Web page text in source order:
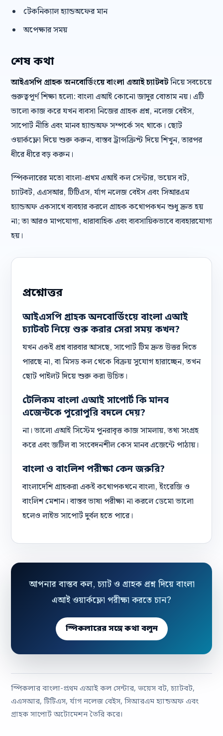
টেকনিক্যাল হ্যান্ডঅফের মান
অপেক্ষার সময়
শেষ কথা
আইএসপি গ্রাহক অনবোর্ডিংয়ে বাংলা এআই চ্যাটবটনিয়ে সবচেয়ে
গুরুত্বপূর্ণ শিক্ষা হলো: বাংলা এআই কোনো জাদুর বোতাম নয়। এটি
ভালো কাজ করে যখন ব্যবসা নিজের গ্রাহক প্রশ্ন, নলেজ বেইস,
সাপোর্ট নীতি এবং মানব হ্যান্ডঅফ সম্পর্কে সৎ থাকে। ছোট
ওয়ার্কফ্লো দিয়ে শুরু করুন, বাস্তব ট্রান্সক্রিপ্ট দিয়ে শিখুন, তারপর
ধীরে ধীরে বড় করুন।
স্পিকলারের মতো বাংলা-প্রথম এআই কল সেন্টার, ভয়েস বট,
চ্যাটবট, এএসআর, টিটিএস, র্যাগ নলেজ বেইস এবং সিআরএম
হ্যান্ডঅফ একসাথে ব্যবহার করলে গ্রাহক কথোপকথন শুধু দ্রুত হয়
না; তা আরও মাপযোগ্য, ধারাবাহিক এবং ব্যবসায়িকভাবে ব্যবহারযোগ্য
হয়।
প্রশ্নোত্তর
আইএসপি গ্রাহক অনবোর্ডিংয়ে বাংলা এআই
চ্যাটবট নিয়ে শুরু করার সেরা সময় কখন?
যখন একই প্রশ্ন বারবার আসছে, সাপোর্ট টিম দ্রুত উত্তর দিতে
পারছে না, বা মিসড কল থেকে বিক্রয় সুযোগ হারাচ্ছেন, তখন
ছোট পাইলট দিয়ে শুরু করা উচিত।
টেলিকম বাংলা এআই সাপোর্ট কি মানব
এজেন্টকে পুরোপুরি বদলে দেয়?
না। ভালো এআই সিস্টেম পুনরাবৃত্ত কাজ সামলায়, তথ্য সংগ্রহ
করে এবং জটিল বা সংবেদনশীল কেস মানব এজেন্টে পাঠায়।
বাংলা ও বাংলিশ পরীক্ষা কেন জরুরি?
বাংলাদেশি গ্রাহকরা একই কথোপকথনে বাংলা, ইংরেজি ও
বাংলিশ মেশান। বাস্তব ভাষা পরীক্ষা না করলে ডেমো ভালো
হলেও লাইভ সাপোর্ট দুর্বল হতে পারে।
আপনার বাস্তব কল, চ্যাট ও গ্রাহক প্রশ্ন দিয়ে বাংলা
এআই ওয়ার্কফ্লো পরীক্ষা করতে চান?
স্পিকলারের সঙ্গে কথা বলুন
স্পিকলার বাংলা-প্রথম এআই কল সেন্টার, ভয়েস বট, চ্যাটবট,
এএসআর, টিটিএস, র্যাগ নলেজ বেইস, সিআরএম হ্যান্ডঅফ এবং
গ্রাহক সাপোর্ট অটোমেশন তৈরি করে।